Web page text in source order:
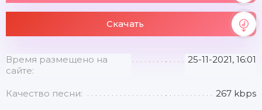
Скачать
Время размещено на
сайте:
25-11-2021, 16:01
Качество песни: 267 kbps